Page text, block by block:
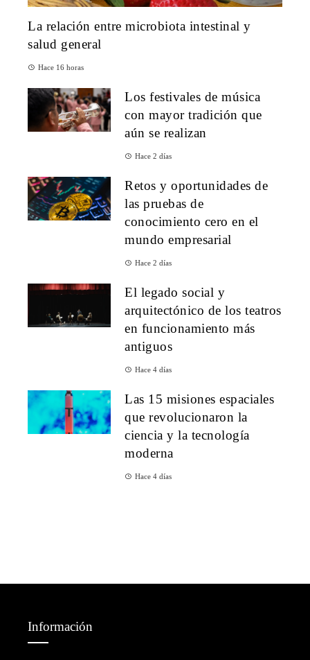
La relación entre microbiota intestinal y
salud general
Hace 16 horas
Los festivales de música
con mayor tradición que
aún se realizan
Hace 2 días
Retos y oportunidades de
las pruebas de
conocimiento cero en el
mundo empresarial
Hace 2 días
El legado social y
arquitectónico de los teatros
en funcionamiento más
antiguos
Hace 4 días
Las 15 misiones espaciales
que revolucionaron la
ciencia y la tecnología
moderna
Hace 4 días
Información